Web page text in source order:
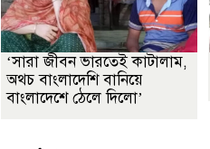
‘সারা জীবন ভারতেই কাটালাম,
অথচ বাংলাদেশি বানিয়ে
বাংলাদেশে ঠেলে দিলো’